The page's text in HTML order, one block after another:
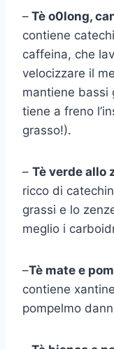
– Tè o0long,
contiene
caffeina, che
velocizzare il
mantiene bassi
tiene a freno
grasso!).
– Tè verde allo
ricco di
grassi e lo
meglio i
–Tè mate e
contiene
pompelmo